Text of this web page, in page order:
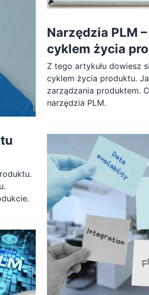
Narzędzia PLM
cyklem życia
Z tego artykułu dowiesz
cyklem życia produktu.
zarządzania produktem.
narzędzia PLM.